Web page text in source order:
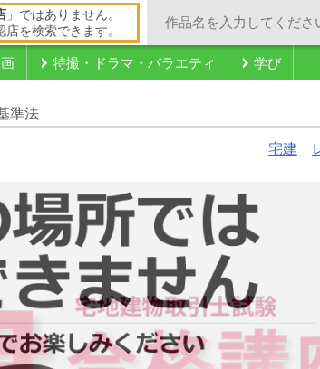
」ではありません。
を検索できます。
特撮・ドラマ・バラエティ 学び
準法
宅建